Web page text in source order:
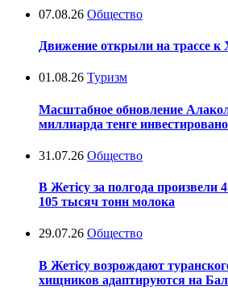
07.08.26 Общество
Движение открыли на трассе к
01.08.26 Туризм
Масштабное обновление
миллиарда тенге
31.07.26 Общество
В Жетісу за полгода произвели
105 тысяч тонн молока
29.07.26 Общество
В Жетісу возрождают
хищников адаптируются на